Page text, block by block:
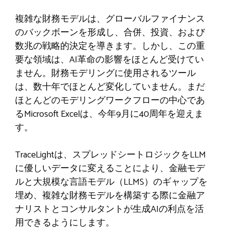
複雑な財務モデルは、グローバルファイナンス
のバックボーンを形成し、合併、投資、および
数兆の戦略的決定を導きます。しかし、この重
要な領域は、AI革命の影響をほとんど受けてい
ません。財務モデリングに使用されるツール
は、数十年でほとんど変化していません。まだ
ほとんどのモデリングワークフローの中心であ
るMicrosoft Excelは、今年9月に40周年を迎えま
す。
TraceLightは、スプレッドシートロジックをLLM
に優しいデータに変えることにより、金融モデ
ルと大規模な言語モデル（LLMS）のギャップを
埋め、複雑な財務モデルを構築する際に金融ア
ナリストとコンサルタントが生成AIの利点を活
用できるようにします。